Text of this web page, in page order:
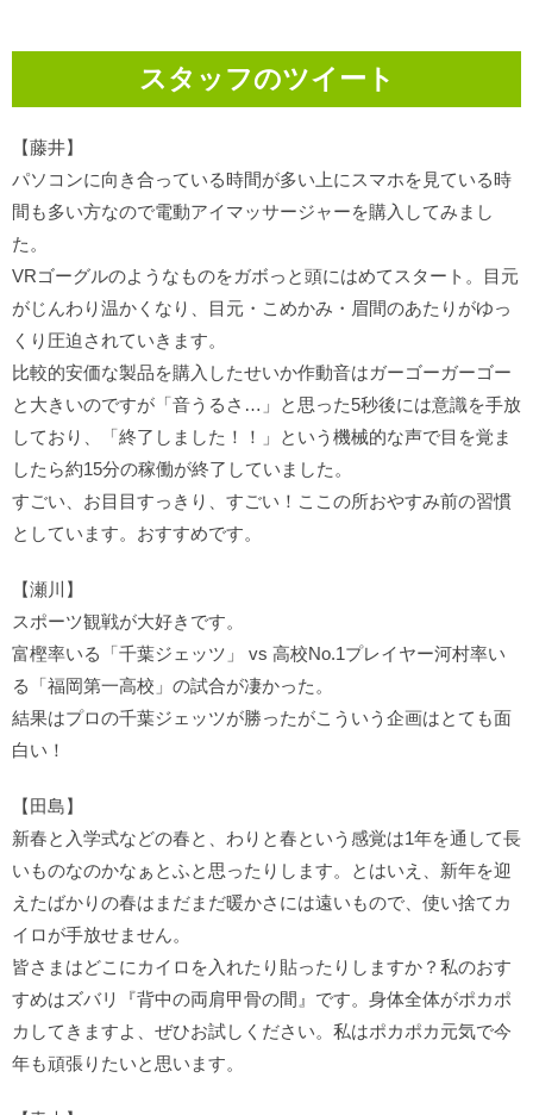
スタッフのツイート
【藤井】
パソコンに向き合っている時間が多い上にスマホを見ている時
間も多い方なので電動アイマッサージャーを購入してみまし
た。
VRゴーグルのようなものをガボっと頭にはめてスタート。目元
がじんわり温かくなり、目元・こめかみ・眉間のあたりがゆっ
くり圧迫されていきます。
比較的安価な製品を購入したせいか作動音はガーゴーガーゴー
と大きいのですが「音うるさ…」と思った5秒後には意識を手放
しており、「終了しました！！」という機械的な声で目を覚ま
したら約15分の稼働が終了していました。
すごい、お目目すっきり、すごい！ここの所おやすみ前の習慣
としています。おすすめです。
【瀬川】
スポーツ観戦が大好きです。
富樫率いる「千葉ジェッツ」 vs 高校No.1プレイヤー河村率い
る「福岡第一高校」の試合が凄かった。
結果はプロの千葉ジェッツが勝ったがこういう企画はとても面
白い！
【田島】
新春と入学式などの春と、わりと春という感覚は1年を通して長
いものなのかなぁとふと思ったりします。とはいえ、新年を迎
えたばかりの春はまだまだ暖かさには遠いもので、使い捨てカ
イロが手放せません。
皆さまはどこにカイロを入れたり貼ったりしますか？私のおす
すめはズバリ『背中の両肩甲骨の間』です。身体全体がポカポ
カしてきますよ、ぜひお試しください。私はポカポカ元気で今
年も頑張りたいと思います。